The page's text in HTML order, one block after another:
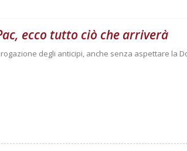
ecco tutto ciò che arriverà
degli anticipi, anche senza aspettare la